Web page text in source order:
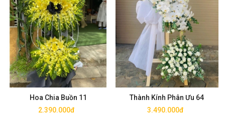
Hoa Chia Buồn 11
2.390.000đ
Mua ngay
Thành Kính Phân Ưu 64
3.490.000đ
Mua ngay